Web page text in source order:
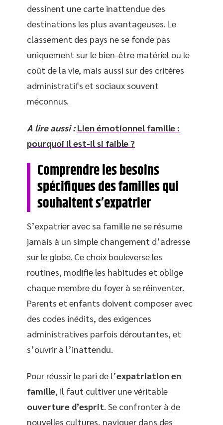
dessinent une carte inattendue des
destinations les plus avantageuses. Le
classement des pays ne se fonde pas
uniquement sur le bien-être matériel ou le
coût de la vie, mais aussi sur des critères
administratifs et sociaux souvent
méconnus.
A lire aussi : Lien émotionnel famille :
pourquoi il est-il si faible ?
Comprendre les besoins
spécifiques des familles qui
souhaitent s’expatrier
S’expatrier avec sa famille ne se résume
jamais à un simple changement d’adresse
sur le globe. Ce choix bouleverse les
routines, modifie les habitudes et oblige
chaque membre du foyer à se réinventer.
Parents et enfants doivent composer avec
des codes inédits, des exigences
administratives parfois déroutantes, et
s’ouvrir à l’inattendu.
Pour réussir le pari de l’expatriation en
famille, il faut cultiver une véritable
ouverture d’esprit. Se confronter à de
nouvelles cultures, naviguer dans des